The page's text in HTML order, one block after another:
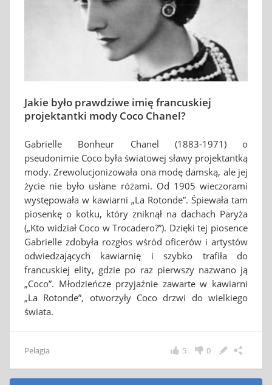
Jakie było prawdziwe imię francuskiej
projektantki mody Coco Chanel?
Gabrielle Bonheur Chanel (1883-1971) o
pseudonimie Coco była światowej sławy projektantką
mody. Zrewolucjonizowała ona modę damską, ale jej
życie nie było usłane różami. Od 1905 wieczorami
występowała w kawiarni „La Rotonde”. Śpiewała tam
piosenkę o kotku, który zniknął na dachach Paryża
(„Kto widział Coco w Trocadero?”). Dzięki tej piosence
Gabrielle zdobyła rozgłos wśród oficerów i artystów
odwiedzających kawiarnię i szybko trafiła do
francuskiej elity, gdzie po raz pierwszy nazwano ją
„Coco”. Młodzieńcze przyjaźnie zawarte w kawiarni
„La Rotonde”, otworzyły Coco drzwi do wielkiego
świata.
Pelagia 0
5